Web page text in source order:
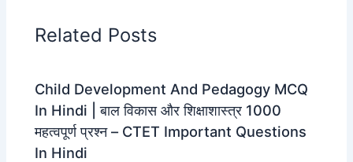
A
p
r
m
Related Posts
Child Development And Pedagogy MCQ
In Hindi | बाल विकास और शिक्षाशास्त्र 1000
महत्वपूर्ण प्रश्न – CTET Important Questions
In Hindi